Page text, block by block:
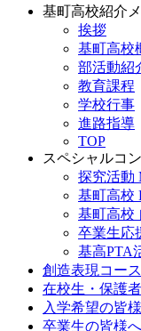
基町高校紹介
挨拶
基町高校
部活動紹
教育課程
学校行事
進路指導
TOP
スペシャルコ
探究活動
基町高校
基町高校
卒業生応
基高PTA
創造表現コー
在校生・保護
入学希望の皆
卒業生の皆様へ